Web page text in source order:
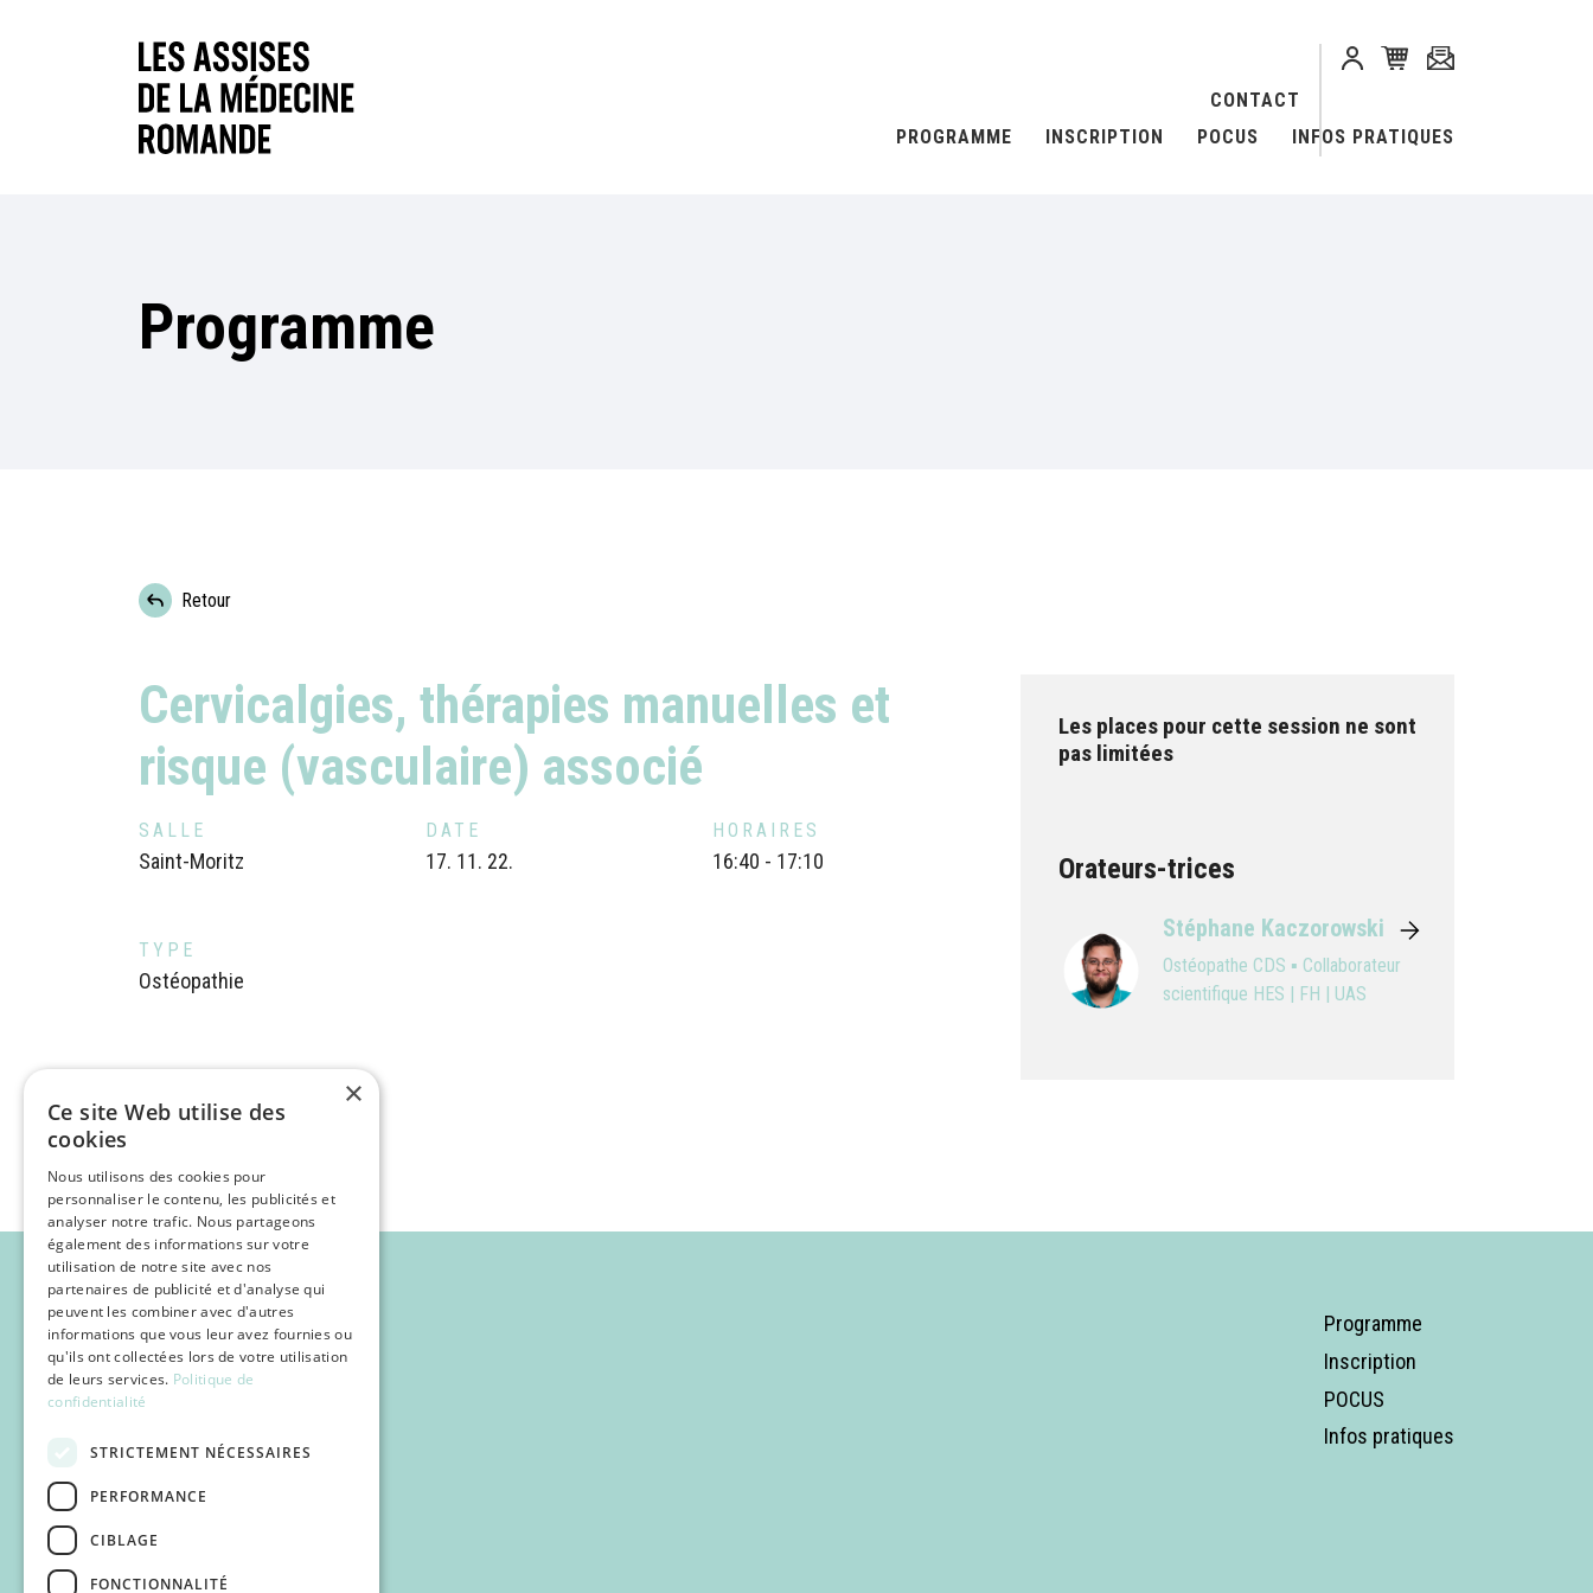
PROGRAMME INSCRIPTION POCUS INFOS PRATIQUES
CONTACT
Programme
Retour
Cervicalgies, thérapies manuelles et
risque (vasculaire) associé
SALLE
Saint-Moritz
DATE
17. 11. 22.
HORAIRES
16:40 - 17:10
TYPE
Ostéopathie
Les places pour cette session ne sont
pas limitées
Orateurs-trices
Stéphane Kaczorowski
Ostéopathe CDS ▪ Collaborateur
scientifique HES | FH | UAS
Programme
Inscription
POCUS
Infos pratiques
×
Ce site Web utilise des
cookies
Nous utilisons des cookies pour
personnaliser le contenu, les publicités et
analyser notre trafic. Nous partageons
également des informations sur votre
utilisation de notre site avec nos
partenaires de publicité et d'analyse qui
peuvent les combiner avec d'autres
informations que vous leur avez fournies ou
qu'ils ont collectées lors de votre utilisation
de leurs services. Politique de
confidentialité
STRICTEMENT NÉCESSAIRES
PERFORMANCE
CIBLAGE
FONCTIONNALITÉ